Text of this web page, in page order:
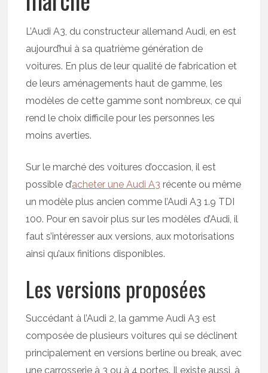
L’Audi A3, du constructeur allemand Audi, en est
aujourd’hui à sa quatrième génération de
voitures. En plus de leur qualité de fabrication et
de leurs aménagements haut de gamme, les
modèles de cette gamme sont nombreux, ce qui
rend le choix difficile pour les personnes les
moins averties.
Sur le marché des voitures d’occasion, il est
possible d’acheter une Audi A3 récente ou même
un modèle plus ancien comme l’Audi A3 1.9 TDI
100. Pour en savoir plus sur les modèles d’Audi, il
faut s’intéresser aux versions, aux motorisations
ainsi qu’aux finitions disponibles.
Les versions proposées
Succédant à l’Audi 2, la gamme Audi A3 est
composée de plusieurs voitures qui se déclinent
principalement en versions berline ou break, avec
une carrosserie à 3 ou à 4 portes. Il existe aussi, à